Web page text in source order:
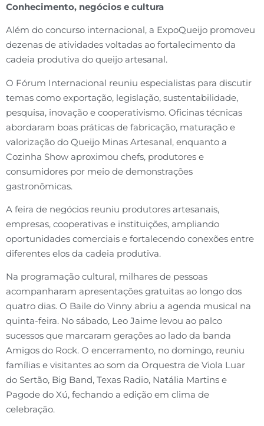
Conhecimento, negócios e cultura
Além do concurso internacional, a ExpoQueijo promoveu
dezenas de atividades voltadas ao fortalecimento da
cadeia produtiva do queijo artesanal.
O Fórum Internacional reuniu especialistas para discutir
temas como exportação, legislação, sustentabilidade,
pesquisa, inovação e cooperativismo. Oficinas técnicas
abordaram boas práticas de fabricação, maturação e
valorização do Queijo Minas Artesanal, enquanto a
Cozinha Show aproximou chefs, produtores e
consumidores por meio de demonstrações
gastronômicas.
A feira de negócios reuniu produtores artesanais,
empresas, cooperativas e instituições, ampliando
oportunidades comerciais e fortalecendo conexões entre
diferentes elos da cadeia produtiva.
Na programação cultural, milhares de pessoas
acompanharam apresentações gratuitas ao longo dos
quatro dias. O Baile do Vinny abriu a agenda musical na
quinta-feira. No sábado, Leo Jaime levou ao palco
sucessos que marcaram gerações ao lado da banda
Amigos do Rock. O encerramento, no domingo, reuniu
famílias e visitantes ao som da Orquestra de Viola Luar
do Sertão, Big Band, Texas Radio, Natália Martins e
Pagode do Xú, fechando a edição em clima de
celebração.